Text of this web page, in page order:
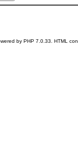
by PHP 7.0.33. HTML